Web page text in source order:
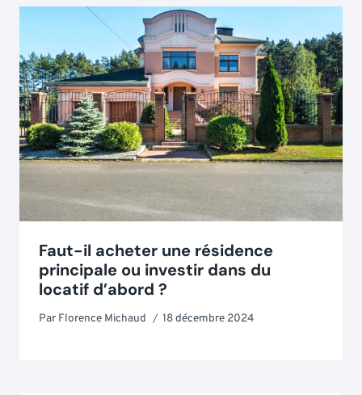
Faut-il acheter une résidence
principale ou investir dans du
locatif d’abord ?
Par Florence Michaud 18 décembre 2024